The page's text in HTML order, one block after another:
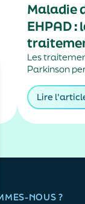
Maladie
EHPAD :
pas
Les
Parkinson
marcher ou
Mais ils
Lire
NOUS ?